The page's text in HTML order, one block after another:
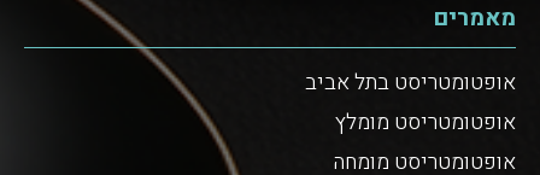
מאמרים
אופטומטריסט בתל אביב
אופטומטריסט מומלץ
אופטומטריסט מומחה